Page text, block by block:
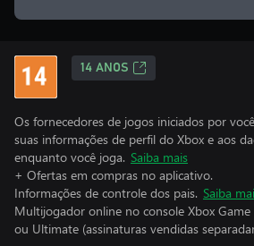
14 ANOS
Os fornecedores de jogos iniciados por
suas informações de perfil do Xbox e aos
enquanto você joga. Saiba mais
+ Ofertas em compras no aplicativo.
Informações de controle dos pais. Saiba
Multijogador online no console Xbox Game
ou Ultimate (assinaturas vendidas